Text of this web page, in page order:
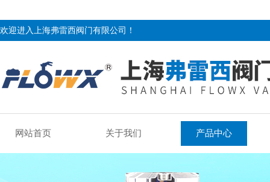
欢迎进入上海弗雷西阀门有限公司！
网站首页 关于我们 产品中心